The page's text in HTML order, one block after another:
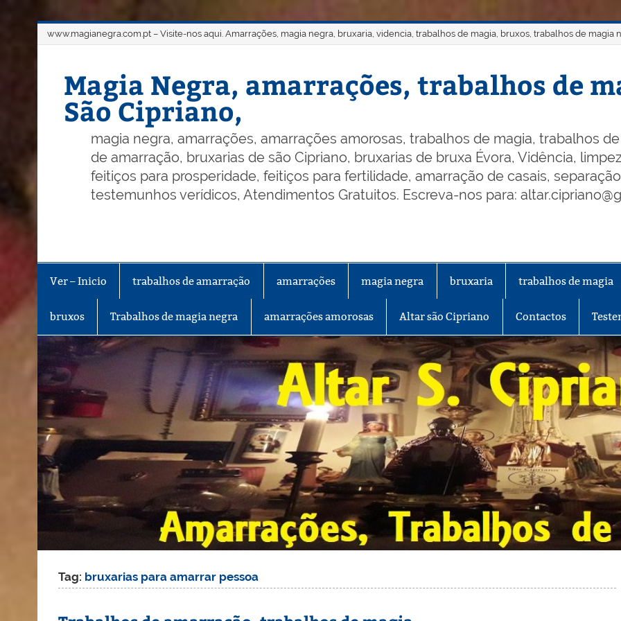
www.magianegra.com.pt – Visite-nos aqui. Amarrações, magia negra, bruxaria, videncia, trabalhos de magia, bruxos, trabalhos de magia
Magia Negra, amarrações, trabalhos de
São Cipriano,
magia negra, amarrações, amarrações amorosas, trabalhos de magia, trabalhos
de amarração, bruxarias de são Cipriano, bruxarias de bruxa Évora, Vidência,
feitiços para prosperidade, feitiços para fertilidade, amarração de casais,
testemunhos verídicos, Atendimentos Gratuitos. Escreva-nos para:
Ver – Inicio trabalhos de amarração amarrações magia negra bruxaria trabalhos de magia
bruxos Trabalhos de magia negra amarrações amorosas Altar são Cipriano Contactos
Tag: bruxarias para amarrar pessoa